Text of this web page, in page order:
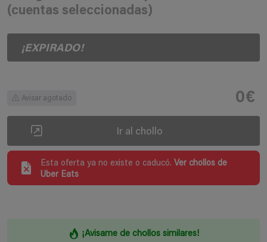
(cuentas seleccionadas)
¡EXPIRADO!
Avisar agotado 0€
Ir al chollo
Esta oferta ya no existe o caducó. Ver chollos de
Uber Eats
¡Avisame de chollos similares!